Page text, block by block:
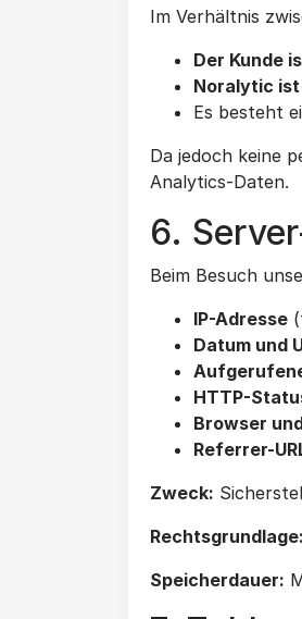
Im Verhältnis
Der Kunde
Noralytic
Es besteht
Da jedoch keine
Analytics-Daten.
6.
Beim Besuch
IP-Adresse
Datum und
HTTP-
Browser
Referrer-
Zweck:
Rechtsgrundlage:
Speicherdauer: